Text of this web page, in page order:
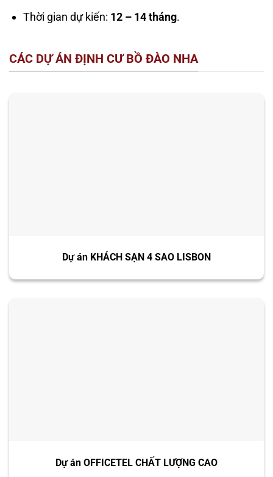
Thời gian dự kiến: 12 – 14 tháng.
CÁC DỰ ÁN ĐỊNH CƯ BỒ ĐÀO NHA
Dự án KHÁCH SẠN 4 SAO LISBON
Dự án OFFICETEL CHẤT LƯỢNG CAO